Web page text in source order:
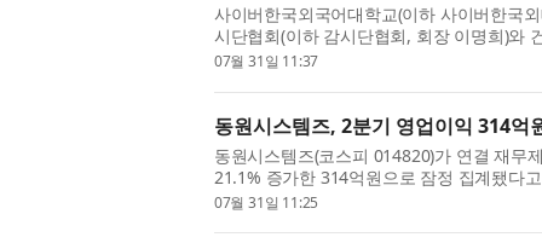
사이버한국외국어대학교(이하 사이버한국
시단협회(이하 감시단협회, 회장 이명희)와
한 산학협력 협정을 체결했다. 이날...
07월 31일 11:37
동원시스템즈, 2분기 영업이익 314
동원시스템즈(코스피 014820)가 연결 재무
21.1% 증가한 314억원으로 잠정 집계됐다
로 9.8% 성장했다. 상반기 누적 기준,...
07월 31일 11:25